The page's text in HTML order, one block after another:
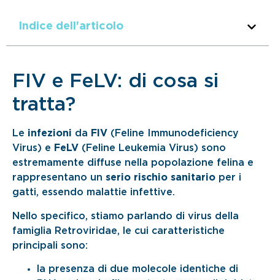
Indice dell'articolo
FIV e FeLV: di cosa si
tratta?
Le infezioni da FIV (Feline Immunodeficiency
Virus) e FeLV (Feline Leukemia Virus) sono
estremamente diffuse nella popolazione felina e
rappresentano un serio rischio sanitario per i
gatti, essendo malattie infettive.
Nello specifico, stiamo parlando di virus della
famiglia Retroviridae, le cui caratteristiche
principali sono:
la presenza di due molecole identiche di